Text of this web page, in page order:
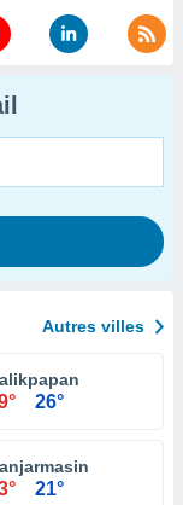
Autres villes
26°
21°